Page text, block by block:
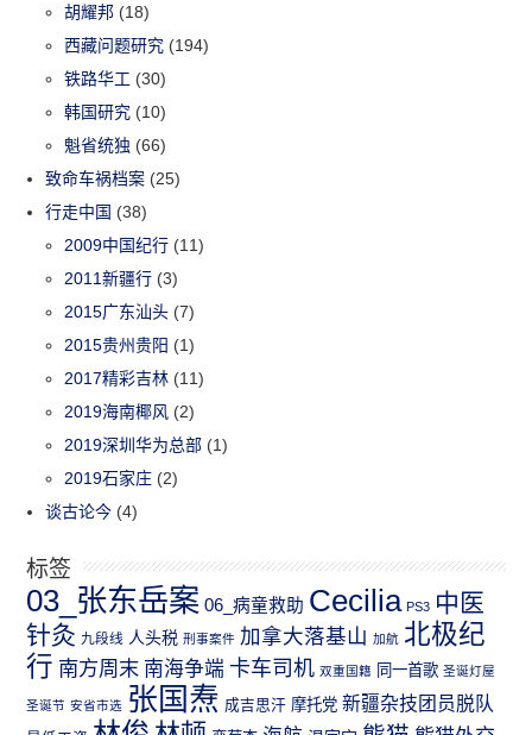
胡耀邦 (18)
西藏问题研究 (194)
铁路华工 (30)
韩国研究 (10)
魁省统独 (66)
致命车祸档案 (25)
行走中国 (38)
2009中国纪行 (11)
2011新疆行 (3)
2015广东汕头 (7)
2015贵州贵阳 (1)
2017精彩吉林 (11)
2019海南椰风 (2)
2019深圳华为总部 (1)
2019石家庄 (2)
谈古论今 (4)
标签
03_张东岳案 06_病童救助 Cecilia PS3 中医
针灸 九段线 人头税 刑事案件 加拿大落基山 加航 北极纪
行 南方周末 南海争端 卡车司机 双重国籍 同一首歌 圣诞灯屋
圣诞节 安省市选 张国焘 成吉思汗 摩托党 新疆杂技团员脱队